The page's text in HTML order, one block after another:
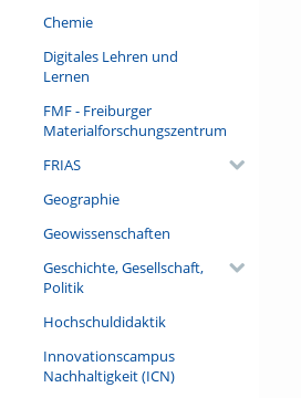
Chemie
Digitales Lehren und
Lernen
FMF - Freiburger
Materialforschungszentrum
FRIAS
Geographie
Geowissenschaften
Geschichte, Gesellschaft,
Politik
Hochschuldidaktik
Innovationscampus
Nachhaltigkeit (ICN)